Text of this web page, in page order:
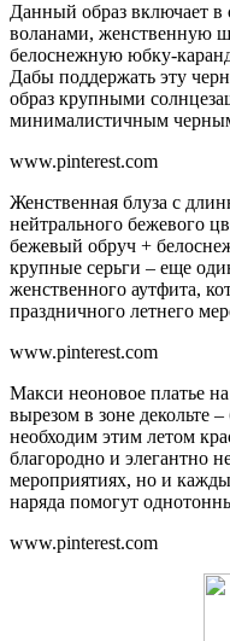
Данный образ включает в
воланами, женственную
белоснежную юбку-
Дабы поддержать эту
образ крупными
минималистичным
www.pinterest.com
Женственная блуза с
нейтрального бежевого
бежевый обруч +
крупные серьги – еще
женственного аутфита,
праздничного летнего
www.pinterest.com
Макси неоновое платье
вырезом в зоне декольте
необходим этим летом
благородно и элегантно
мероприятиях, но и
наряда помогут
www.pinterest.com